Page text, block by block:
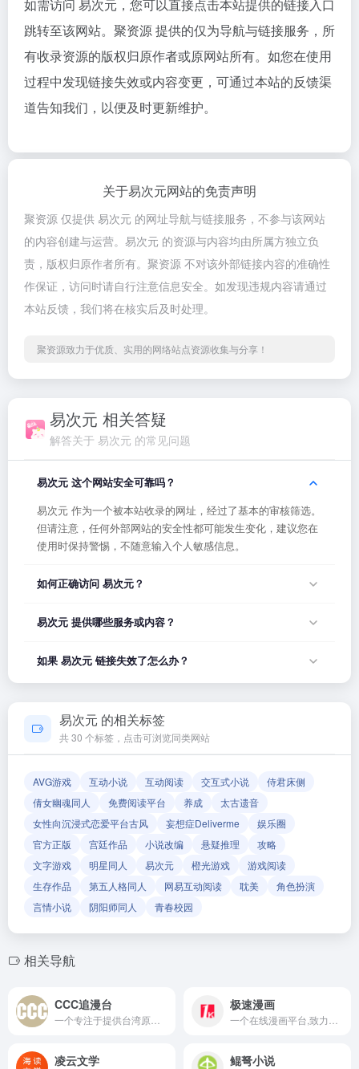
如需访问 易次元，您可以直接点击本站提供的链接入口
跳转至该网站。聚资源 提供的仅为导航与链接服务，所
有收录资源的版权归原作者或原网站所有。如您在使用
过程中发现链接失效或内容变更，可通过本站的反馈渠
道告知我们，以便及时更新维护。
关于易次元网站的免责声明
聚资源 仅提供 易次元 的网址导航与链接服务，不参与该网站
的内容创建与运营。易次元 的资源与内容均由所属方独立负
责，版权归原作者所有。聚资源 不对该外部链接内容的准确性
作保证，访问时请自行注意信息安全。如发现违规内容请通过
本站反馈，我们将在核实后及时处理。
聚资源致力于优质、实用的网络站点资源收集与分享！
易次元 相关答疑
解答关于 易次元 的常见问题
易次元 这个网站安全可靠吗？
易次元 作为一个被本站收录的网址，经过了基本的审核筛选。
但请注意，任何外部网站的安全性都可能发生变化，建议您在
使用时保持警惕，不随意输入个人敏感信息。
如何正确访问 易次元？
者在浏览器地址栏输入正确的网址。如果遇到无法访问的情
试。
易次元 提供哪些服务或内容？
平台，致力于帮助用户发现和整理优质网站资源，具体网站的
内容与服务由该网站运营方负责。
如果 易次元 链接失效了怎么办？
如果发现链接无法打开或内容已变更，您可以使用页面上的
确保导航链接的准确性和有效性。
易次元 的相关标签
共 30 个标签，点击可浏览同类网站
AVG游戏 互动小说 互动阅读 交互式小说
侍君床侧
倩女幽魂同人
免费阅读平台 养成
太古遗音
女性向沉浸式恋爱平台古风
妄想症Deliverme
娱乐圈
官方正版
宫廷作品 小说改编 悬疑推理
攻略
文字游戏
明星同人 易次元 橙光游戏
游戏阅读
生存作品
第五人格同人 网易互动阅读 耽美
角色扮演
言情小说
阴阳师同人 青春校园
相关导航
CCC追漫台 极速漫画
凌云文学 鲲弩小说